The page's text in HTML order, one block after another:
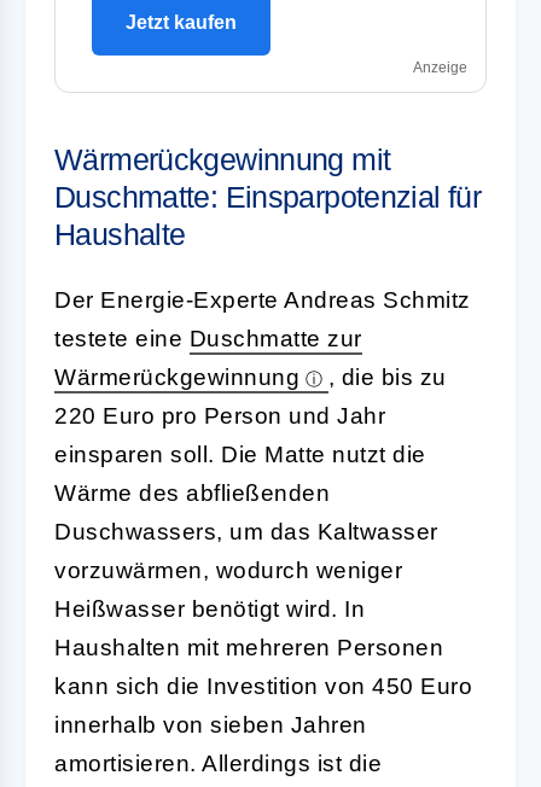
Jetzt kaufen
Anzeige
Wärmerückgewinnung mit
Duschmatte: Einsparpotenzial für
Haushalte
Der Energie-Experte Andreas Schmitz
testete eine Duschmatte zur
Wärmerückgewinnung
, die bis zu
220 Euro pro Person und Jahr
einsparen soll. Die Matte nutzt die
Wärme des abfließenden
Duschwassers, um das Kaltwasser
vorzuwärmen, wodurch weniger
Heißwasser benötigt wird. In
Haushalten mit mehreren Personen
kann sich die Investition von 450 Euro
innerhalb von sieben Jahren
amortisieren. Allerdings ist die